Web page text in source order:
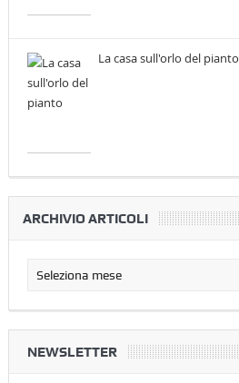
La casa sull'orlo del pianto
ARCHIVIO ARTICOLI
NEWSLETTER